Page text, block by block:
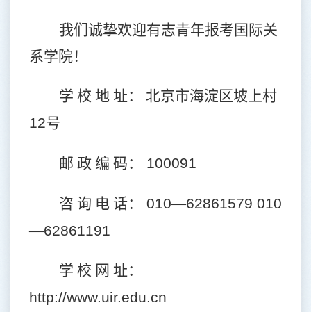
我们诚挚欢迎有志青年报考国际关
系学院！
学 校 地 址： 北京市海淀区坡上村
12号
邮 政 编 码： 100091
咨 询 电 话： 010—62861579 010
—62861191
学 校 网 址：
http://www.uir.edu.cn